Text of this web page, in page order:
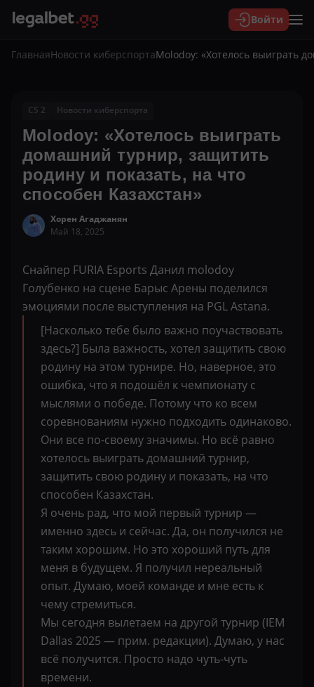
Войти
ГлавнаяНовости киберспортаMolodoy: «Хотелось выиграть
CS 2 Новости киберспорта
Molodoy: «Хотелось выиграть
домашний турнир, защитить
родину и показать, на что
способен Казахстан»
Хорен Агаджанян
Май 18, 2025
Снайпер FURIA Esports Данил molodoy
Голубенко на сцене Барыс Арены поделился
эмоциями после выступления на PGL Astana.
[Насколько тебе было важно поучаствовать
здесь?] Была важность, хотел защитить свою
родину на этом турнире. Но, наверное, это
ошибка, что я подошёл к чемпионату с
мыслями о победе. Потому что ко всем
соревнованиям нужно подходить одинаково.
Они все по-своему значимы. Но всё равно
хотелось выиграть домашний турнир,
защитить свою родину и показать, на что
способен Казахстан.
Я очень рад, что мой первый турнир —
именно здесь и сейчас. Да, он получился не
таким хорошим. Но это хороший путь для
меня в будущем. Я получил нереальный
опыт. Думаю, моей команде и мне есть к
чему стремиться.
Мы сегодня вылетаем на другой турнир (IEM
Dallas 2025 — прим. редакции). Думаю, у нас
всё получится. Просто надо чуть-чуть
времени.